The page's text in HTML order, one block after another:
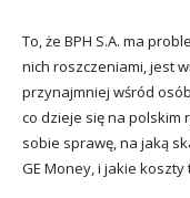
To, że BPH S.A. ma
nich roszczeniami, jest
przynajmniej wśród
co dzieje się na polskim
sobie sprawę, na jaką
GE Money, i jakie